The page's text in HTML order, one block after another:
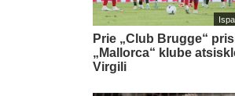
Prie „Club Brugge“
„Mallorca“ klube
Virgili